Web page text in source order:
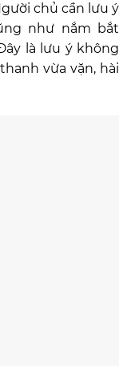
chủ cần lưu ý
như nắm bắt
là lưu ý không
vừa vặn, hài